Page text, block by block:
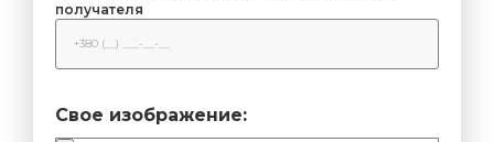
получателя
Свое изображение: